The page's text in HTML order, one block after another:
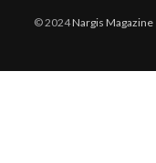
© 2024Nargis Magazine